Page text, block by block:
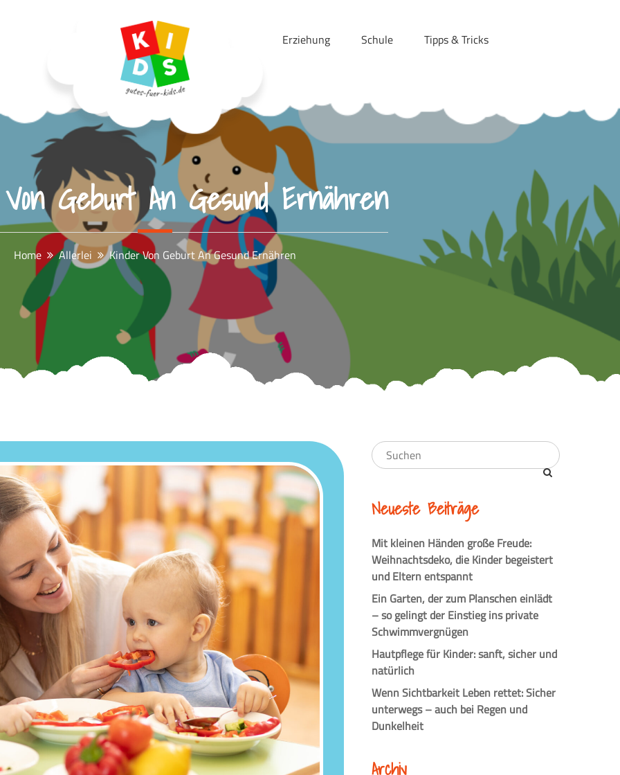
Gutes Für Kids
Erziehung Schule Tipps & Tricks
Geburt An Gesund Ernähren
Home Allerlei Kinder Von Geburt An Gesund Ernähren
Neueste Beiträge
Mit kleinen Händen große Freude:
Weihnachtsdeko, die Kinder begeistert
und Eltern entspannt
Ein Garten, der zum Planschen einlädt
– so gelingt der Einstieg ins private
Schwimmvergnügen
Hautpflege für Kinder: sanft, sicher und
natürlich
Wenn Sichtbarkeit Leben rettet: Sicher
unterwegs – auch bei Regen und
Dunkelheit
Archiv